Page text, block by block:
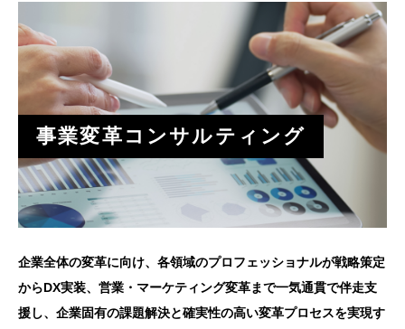
事業変革コンサルティング
企業全体の変革に向け、各領域のプロフェッショナルが戦略策定
からDX実装、営業・マーケティング変革まで一気通貫で伴走支
援し、企業固有の課題解決と確実性の高い変革プロセスを実現す